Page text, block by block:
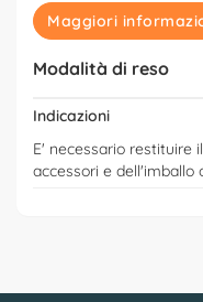
Maggiori
Modalità di reso
Indicazioni
E' necessario restituire
accessori e dell'imballo